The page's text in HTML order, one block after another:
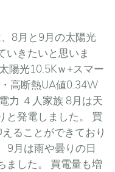
8月と9月の太陽光
いきたいと思いま
陽光10.5Kｗ+スマー
高断熱UA値0.34W
力 ４人家族 8月は天
と発電しました。 買
ることができており
9月は雨や曇りの日
ました。 買電量も増